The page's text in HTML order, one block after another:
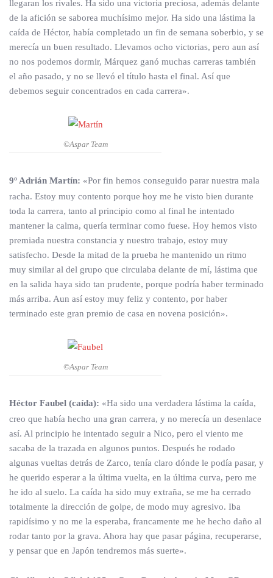
llegaran los rivales. Ha sido una victoria preciosa, además delante
de la afición se saborea muchísimo mejor. Ha sido una lástima la
caída de Héctor, había completado un fin de semana soberbio, y se
merecía un buen resultado. Llevamos ocho victorias, pero aun así
no nos podemos dormir, Márquez ganó muchas carreras también
el año pasado, y no se llevó el título hasta el final. Así que
debemos seguir concentrados en cada carrera».
©Aspar Team
9º Adrián Martín: «Por fin hemos conseguido parar nuestra mala
racha. Estoy muy contento porque hoy me he visto bien durante
toda la carrera, tanto al principio como al final he intentado
mantener la calma, quería terminar como fuese. Hoy hemos visto
premiada nuestra constancia y nuestro trabajo, estoy muy
satisfecho. Desde la mitad de la prueba he mantenido un ritmo
muy similar al del grupo que circulaba delante de mí, lástima que
en la salida haya sido tan prudente, porque podría haber terminado
más arriba. Aun así estoy muy feliz y contento, por haber
terminado este gran premio de casa en novena posición».
©Aspar Team
Héctor Faubel (caída): «Ha sido una verdadera lástima la caída,
creo que había hecho una gran carrera, y no merecía un desenlace
así. Al principio he intentado seguir a Nico, pero el viento me
sacaba de la trazada en algunos puntos. Después he rodado
algunas vueltas detrás de Zarco, tenía claro dónde le podía pasar, y
he querido esperar a la última vuelta, en la última curva, pero me
he ido al suelo. La caída ha sido muy extraña, se me ha cerrado
totalmente la dirección de golpe, de modo muy agresivo. Iba
rapidísimo y no me la esperaba, francamente me he hecho daño al
rodar tanto por la grava. Ahora hay que pasar página, recuperarse,
y pensar que en Japón tendremos más suerte».